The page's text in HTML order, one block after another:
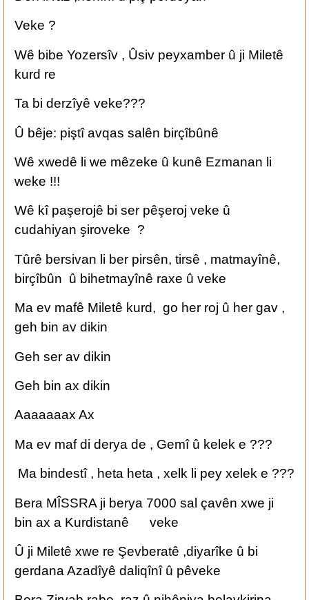
Veke ?
Wê bibe Yozersîv , Ûsiv peyxamber û ji Miletê
kurd re
Ta bi derzîyê veke???
Û bêje: piştî avqas salên birçîbûnê
Wê xwedê li we mêzeke û kunê Ezmanan li
weke !!!
Wê kî paşerojê bi ser pêşeroj veke û
cudahiyan şiroveke ?
Tûrê bersivan li ber pirsên, tirsê , matmayînê,
birçîbûn û bihetmayînê raxe û veke
Ma ev mafê Miletê kurd, go her roj û her gav ,
geh bin av dikin
Geh ser av dikin
Geh bin ax dikin
Aaaaaaax Ax
Ma ev maf di derya de , Gemî û kelek e ???
Ma bindestî , heta heta , xelk li pey xelek e ???
Bera MÎSSRA ji berya 7000 sal çavên xwe ji
bin ax a Kurdistanê veke
Û ji Miletê xwe re Şevberatê ,diyarîke û bi
gerdana Azadîyê daliqînî û pêveke